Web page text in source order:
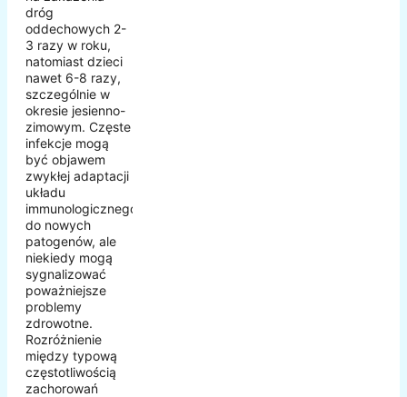
dróg
oddechowych 2-
3 razy w roku,
natomiast dzieci
nawet 6-8 razy,
szczególnie w
okresie jesienno-
zimowym. Częste
infekcje mogą
być objawem
zwykłej adaptacji
układu
immunologicznego
do nowych
patogenów, ale
niekiedy mogą
sygnalizować
poważniejsze
problemy
zdrowotne.
Rozróżnienie
między typową
częstotliwością
zachorowań